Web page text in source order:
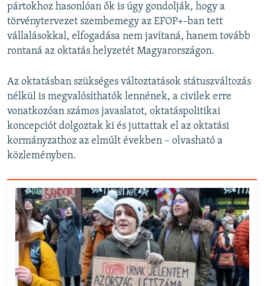
pártokhoz hasonlóan ők is úgy gondolják, hogy a
törvénytervezet szembemegy az EFOP+-ban tett
vállalásokkal, elfogadása nem javítaná, hanem tovább
rontaná az oktatás helyzetét Magyarországon.
Az oktatásban szükséges változtatások státuszváltozás
nélkül is megvalósíthatók lennének, a civilek erre
vonatkozóan számos javaslatot, oktatáspolitikai
koncepciót dolgoztak ki és juttattak el az oktatási
kormányzathoz az elmúlt években – olvasható a
közleményben.